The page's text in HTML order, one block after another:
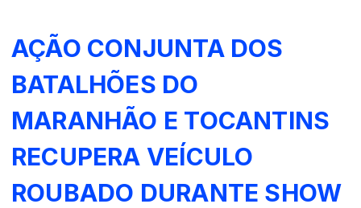
AÇÃO CONJUNTA DOS
BATALHÕES DO
MARANHÃO E TOCANTINS
RECUPERA VEÍCULO
ROUBADO DURANTE SHOW